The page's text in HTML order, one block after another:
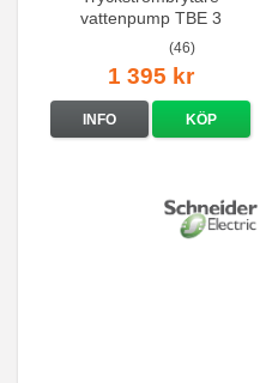
vattenpump TBE 3
(46)
1 395 kr
INFO KÖP